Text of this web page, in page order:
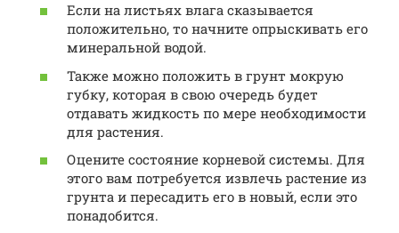
Если на листьях влага сказывается
положительно, то начните опрыскивать его
минеральной водой.
Также можно положить в грунт мокрую
губку, которая в свою очередь будет
отдавать жидкость по мере необходимости
для растения.
Оцените состояние корневой системы. Для
этого вам потребуется извлечь растение из
грунта и пересадить его в новый, если это
понадобится.